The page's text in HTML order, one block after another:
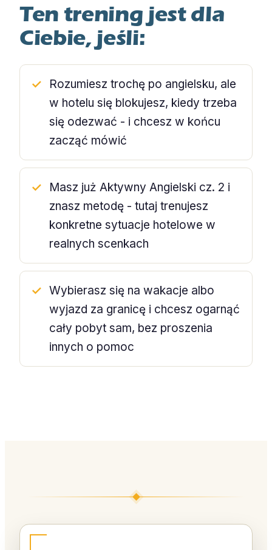
Ten trening jest dla
Ciebie, jeśli:
Rozumiesz trochę po angielsku, ale
w hotelu się blokujesz, kiedy trzeba
się odezwać - i chcesz w końcu
zacząć mówić
Masz już Aktywny Angielski cz. 2 i
znasz metodę - tutaj trenujesz
konkretne sytuacje hotelowe w
realnych scenkach
Wybierasz się na wakacje albo
wyjazd za granicę i chcesz ogarnąć
cały pobyt sam, bez proszenia
innych o pomoc